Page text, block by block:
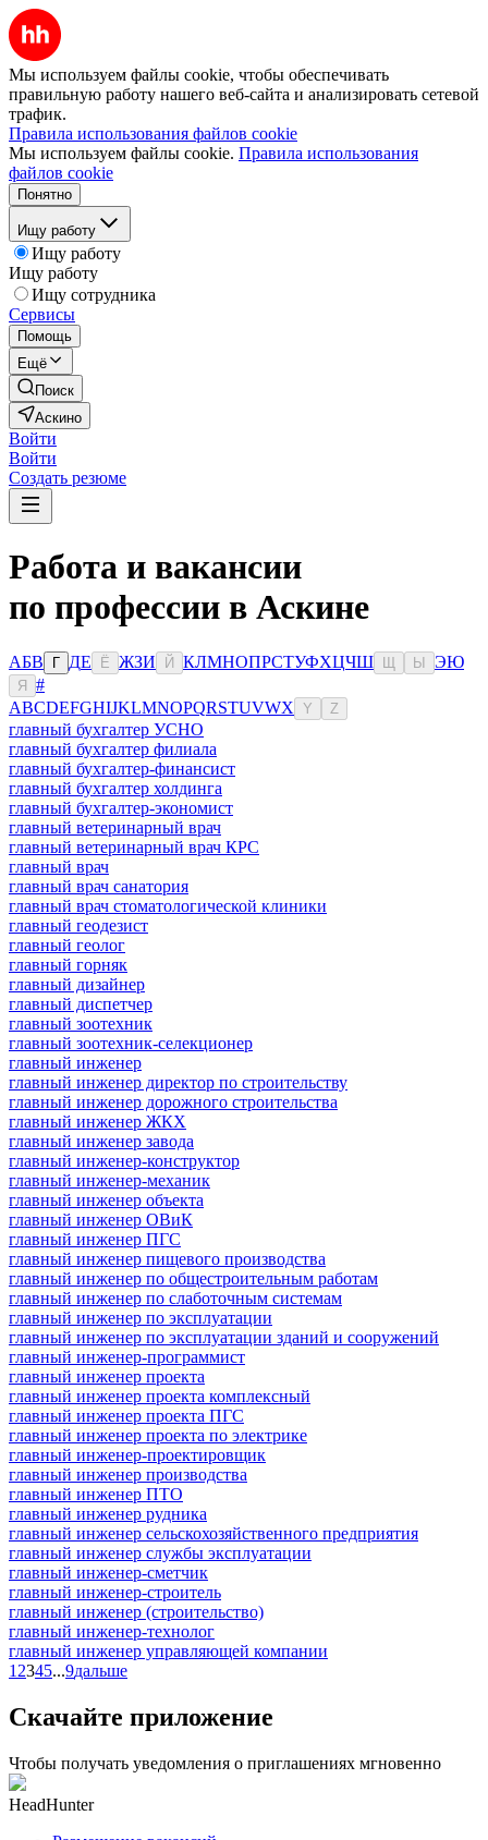
Мы используем файлы cookie, чтобы обеспечивать
правильную работу нашего веб-сайта и анализировать сетевой
трафик.
Правила использования файлов cookie
Мы используем файлы cookie. Правила использования
файлов cookie
Понятно
Ищу работу
Ищу работу
Ищу работу
Ищу сотрудника
Сервисы
Помощь
Ещё
Поиск
Аскино
Войти
Войти
Создать резюме
Работа и вакансии
по профессии в Аскине
АБВ Г ДЕ Ё ЖЗИ Й КЛМНОПРСТУФХЦЧШ Ы ЭЮ
Я
#
ABCDEFGHIJKLMNOPQRSTUVWX Y Z
главный бухгалтер УСНО
главный бухгалтер филиала
главный бухгалтер-финансист
главный бухгалтер холдинга
главный бухгалтер-экономист
главный ветеринарный врач
главный ветеринарный врач КРС
главный врач
главный врач санатория
главный врач стоматологической клиники
главный геодезист
главный геолог
главный горняк
главный дизайнер
главный диспетчер
главный зоотехник
главный зоотехник-селекционер
главный инженер
главный инженер директор по строительству
главный инженер дорожного строительства
главный инженер ЖКХ
главный инженер завода
главный инженер-конструктор
главный инженер-механик
главный инженер объекта
главный инженер ОВиК
главный инженер ПГС
главный инженер пищевого производства
главный инженер по общестроительным работам
главный инженер по слаботочным системам
главный инженер по эксплуатации
главный инженер по эксплуатации зданий и сооружений
главный инженер-программист
главный инженер проекта
главный инженер проекта комплексный
главный инженер проекта ПГС
главный инженер проекта по электрике
главный инженер-проектировщик
главный инженер производства
главный инженер ПТО
главный инженер рудника
главный инженер сельскохозяйственного предприятия
главный инженер службы эксплуатации
главный инженер-сметчик
главный инженер-строитель
главный инженер (строительство)
главный инженер-технолог
главный инженер управляющей компании
1 2345...9дальше
Скачайте приложение
Чтобы получать уведомления о приглашениях мгновенно
HeadHunter